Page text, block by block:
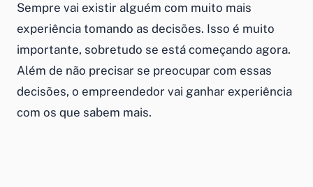
Sempre vai existir alguém com muito mais
experiência tomando as decisões. Isso é muito
importante, sobretudo se está começando agora.
Além de não precisar se preocupar com essas
decisões, o empreendedor vai ganhar experiência
com os que sabem mais.